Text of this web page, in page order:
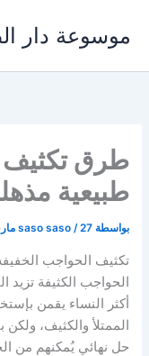
المحتوى
موسوعة دار
طرق
طبيعية
بواسطة saso saso /27 مارس، 2024
تكثيف الحواجب
الحواجب الكثيفة تزيد
أكثر النساء يقمن
الممتلأ والكثيف،
حل نهائي يُمكنهم من